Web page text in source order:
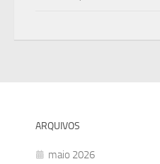
ARQUIVOS
maio 2026